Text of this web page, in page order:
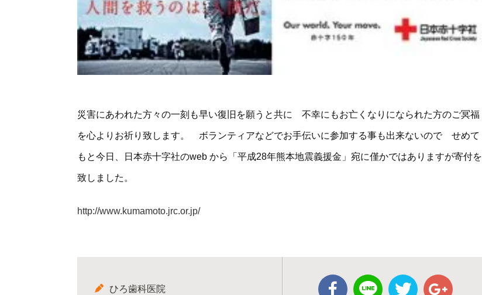
災害にあわれた方々の一刻も早い復旧を願うと共に 不幸にもお亡くなりになられた方のご冥福
を心よりお祈り致します。 ボランティアなどでお手伝いに参加する事も出来ないので せめて
もと今日、日本赤十字社のweb から「平成28年熊本地震義援金」宛に僅かではありますが寄付を
致しました。
http://www.kumamoto.jrc.or.jp/
ひろ歯科医院